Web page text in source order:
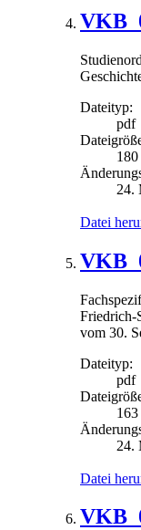
Dateityp:
pdf
24.
Datei
Friedrich-
vom 30.
Dateityp:
pdf
24.
Datei